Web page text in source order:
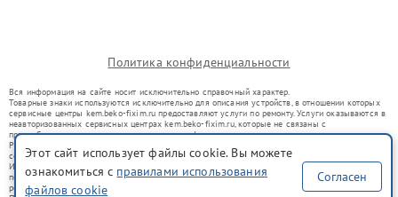
Политика конфиденциальности
Вся информация на сайте носит исключительно справочный характер.
Товарные знаки используются исключительно для описания устройств, в отношении которых
сервисные центры kem.beko-fixim.ru предоставляют услуги по ремонту. Услуги оказываются в
неавторизованных сервисных центрах kem.beko-fixim.ru, которые не связаны с
правообладателями товарных знаков или их официальными представителями.
Ремонт осуществляется для устройств, уже введенных в гражданский оборот в соответствии
со статьей 1487 ГК РФ.
Использование товарных знаков не преследует цели индивидуализации услуг или введения
потребителей в заблуждение, а служит для информирования о предоставляемых услугах по
ремонту техники указанных брендов.
Этот сайт использует файлы cookie. Вы можете
ознакомиться с правилами использования
файлов cookie
Согласен